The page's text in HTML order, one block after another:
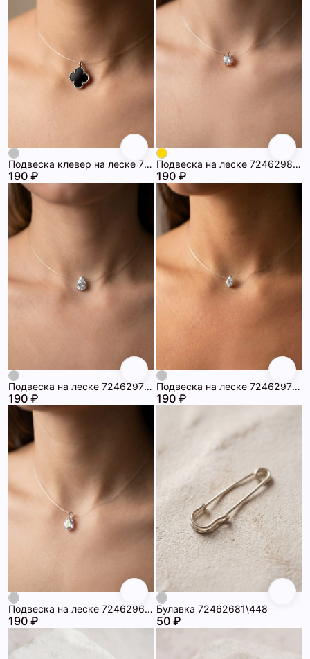
Подвеска клевер на леске 72462986\448
190 ₽
Подвеска на леске 72462985\718
190 ₽
Подвеска на леске 72462978\448
190 ₽
Подвеска на леске 72462977\448
190 ₽
Подвеска на леске 72462968\448
190 ₽
Булавка 72462681\448
50 ₽